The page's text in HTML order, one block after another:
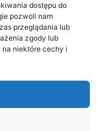
dostępu do
pozwoli nam
przeglądania lub
zgody lub
niektóre cechy i